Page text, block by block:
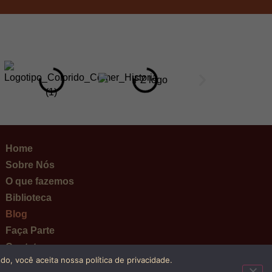
Home
Sobre Nós
O que fazemos
Biblioteca
Blog
Faça Parte
Contato
você aceita nossa política de privacidade.